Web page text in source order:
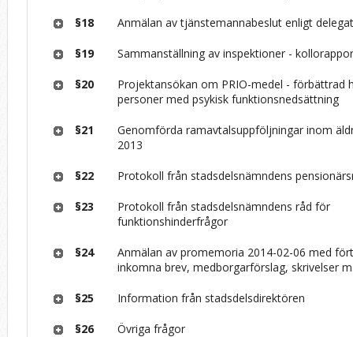
§18 Anmälan av tjänstemannabeslut enligt
§19 Sammanställning av inspektioner -
§20
Projektansökan om PRIO-medel - förbättrad
personer med psykisk funktionsnedsättning
§21
Genomförda ramavtalsuppföljningar inom
2013
§22 Protokoll från stadsdelsnämndens
§23
Protokoll från stadsdelsnämndens råd för
funktionshinderfrågor
§24
Anmälan av promemoria 2014-02-06 med
inkomna brev, medborgarförslag, skrivelser
§25 Information från stadsdelsdirektören
§26 Övriga frågor